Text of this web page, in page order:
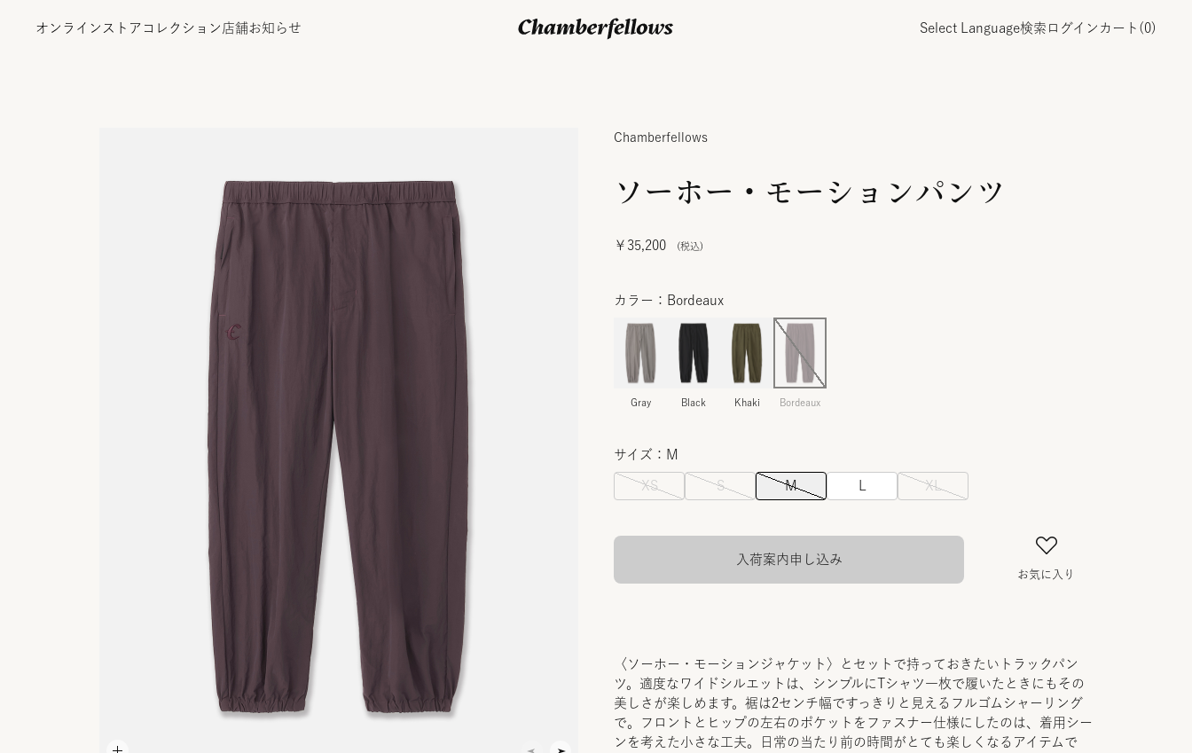
オンラインストア コレクション 店舗お知らせ Select Language検索 ログイン カート( 0)
ソーホー・モーションパンツ
￥35,200
Chamberfellows
カラー：Bordeaux
Gray Black Khaki Bordeaux
サイズ：M
XS S M XL
お気に入り
入荷案内申し込み
〈ソーホー・モーションジャケット〉とセットで持っておきたいトラックパン
ツ。適度なワイドシルエットは、シンプルにTシャツ一枚で履いたときにもその
美しさが楽しめます。裾は2センチ幅ですっきりと見えるフルゴムシャーリング
で。フロントとヒップの左右のポケットをファスナー仕様にしたのは、着用シー
ンを考えた小さな工夫。日常の当たり前の時間がとても楽しくなるアイテムで